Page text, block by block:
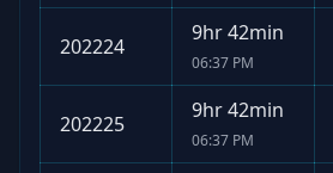
202224
9hr 42min
06:37 PM
202225
9hr 42min
06:37 PM